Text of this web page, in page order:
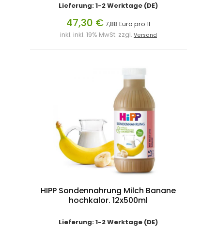
Lieferung: 1-2 Werktage (DE)
47,30 € 7,88 Euro pro 1l
inkl. inkl. 19% MwSt. zzgl. Versand
HIPP Sondennahrung Milch Banane
hochkalor. 12x500ml
Lieferung: 1-2 Werktage (DE)